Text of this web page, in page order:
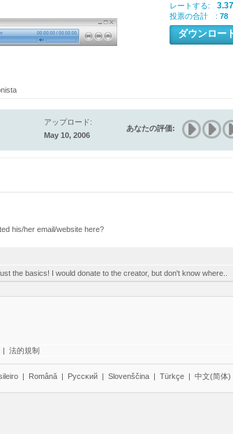
レートする: 3.37
投票の合計 : 78
ダウンロー
アップロード:
May 10, 2006
あなたの評価:
his/her email/website here?
the basics! I would donate to the creator, but don't know where..
| 法的規制
| Română | Pyccĸий | Slovenščina | Türkçe | 中文(简体)